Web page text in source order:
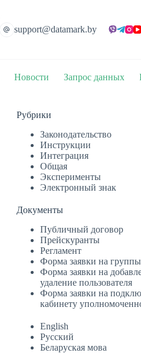
support@datamark.by
Новости Запрос данных
Рубрики
Законодательство
Инструкции
Интеграция
Общая
Эксперименты
Электронный знак
Документы
Публичный договор
Прейскуранты
Регламент
Форма заявки на группы
Форма заявки на
удаление пользователя
Форма заявки на
кабинету
English
Русский
Беларуская мова